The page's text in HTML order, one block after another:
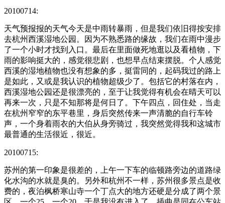
20100714:
天气预报报的天气今天是中雨转暴雨，但是我们依旧得按安排
去杭州西溪湿地公园。因为不熟悉路的缘故，我们在雨中漫步
了一个小时才找到入口。最后在里面做死地逛以及看植物，下
雨的影响挺大的，感觉很悲剧，也想早点结束摆脱。个人感觉
西溪的湿地植物也没有想象的多，挺雷同的，起码我过的路上
是如此，又或是我认识的植物超级少了。包括它的村落在内，
西溪湿地公园还是很漂亮的，至于让我觉得有机会在晴天可以
再来一次，只是不知那将是何日了。下午四点，回住处，当走
在杭州窄窄的东平巷里，身后突然传来一声清脆的自行车铃
声，一个身着雨衣的大伯从身旁骑过，我突然觉得我和这城市
最普通的生活很近，很近。
20100715:
苏州的第一印象是很差的，上午一下车的临顿路旁边的道路绿
化水沟的水就是臭的。另外和杭州不一样，苏州很多景点是收
费的，夜泊枫桥寒山寺一个丁点大的地方还硬是分成了两个景